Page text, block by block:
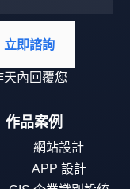
立即諮詢
天內回覆您
作品案例
網站設計
APP 設計